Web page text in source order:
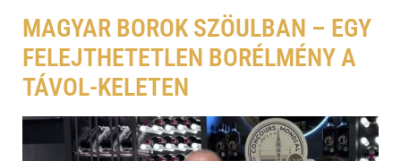
MAGYAR BOROK SZÖULBAN – EGY
FELEJTHETETLEN BORÉLMÉNY A
TÁVOL-KELETEN